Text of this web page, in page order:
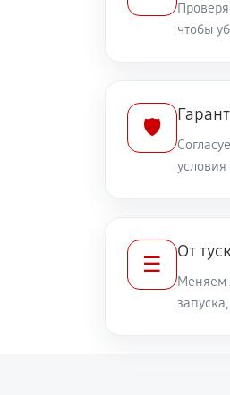
чтобы
🛡️
☰
От
Меняем